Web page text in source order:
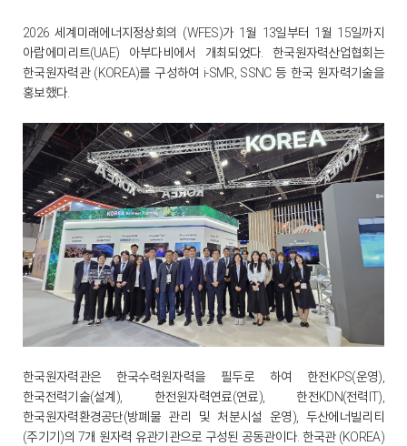
2026 세계미래에너지정상회의 (WFES)가 1월 13일부터 1월 15일까지
아랍에미리트(UAE) 아부다비에서 개최되었다. 한국원자력산업협회는
한국원자력관 (KOREA)를 구성하여 i-SMR, SSNC 등 한국 원자력기술을
홍보했다.
한국원자력관은 한국수력원자력을 필두로 하여 한전KPS(운영),
한국전력기술(설계), 한전원자력연료(연료), 한전KDN(전력IT),
한국원자력환경공단(방폐물 관리 및 처분시설 운영), 두산에너빌리티
(주기기)의 7개 원자력 유관기관으로 구성된 공동관이다. 한국관 (KOREA)